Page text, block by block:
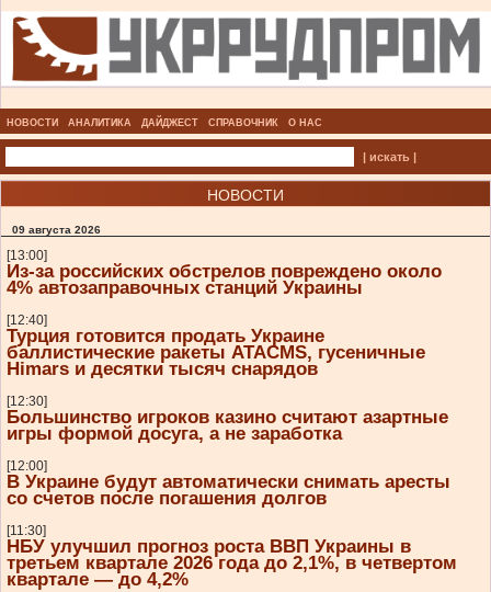
НОВОСТИ АНАЛИТИКА ДАЙДЖЕСТ СПРАВОЧНИК О НАС
| искать |
НОВОСТИ
09 августа 2026
[13:00]
Из-за российских обстрелов повреждено около
4% автозаправочных станций Украины
[12:40]
Турция готовится продать Украине
баллистические ракеты ATACMS, гусеничные
Himars и десятки тысяч снарядов
[12:30]
Большинство игроков казино считают азартные
игры формой досуга, а не заработка
[12:00]
В Украине будут автоматически снимать аресты
со счетов после погашения долгов
[11:30]
НБУ улучшил прогноз роста ВВП Украины в
третьем квартале 2026 года до 2,1%, в четвертом
квартале — до 4,2%